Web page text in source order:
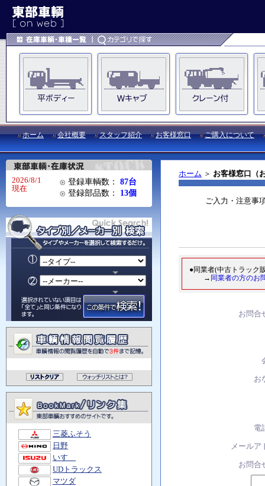
ホーム 会社概要 スタッフ紹介 お客様窓口 ご購入について
ホーム ＞ お客様窓口（
ご入力・注意事
●同業者(中古トラック
→ 同業者の方のお
お問合
お
電
メールア
お問合
2026/8/1
現在
登録車輌数：
87台
登録部品数：
13個
三菱ふそう
日野
いすゞ
UDトラックス
マツダ